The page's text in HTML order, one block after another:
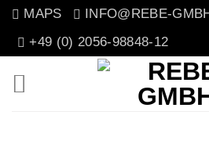
Zum
Inhalt
MAPS
INFO@REBE-
+49 (0) 2056-98848-12